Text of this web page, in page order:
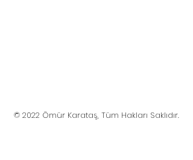
© 2022 Ömür Karataş, Tüm Hakları Saklıdır.